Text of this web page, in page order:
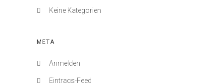
Keine Kategorien
META
Anmelden
Eintrags-Feed